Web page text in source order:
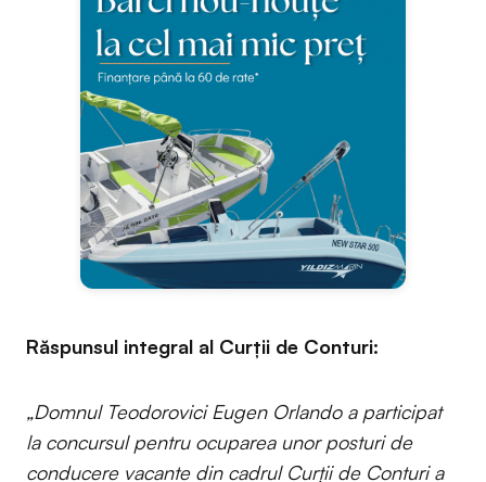
Răspunsul integral al Curții de Conturi:
„Domnul Teodorovici Eugen Orlando a participat
la concursul pentru ocuparea unor posturi de
conducere vacante din cadrul Curții de Conturi a